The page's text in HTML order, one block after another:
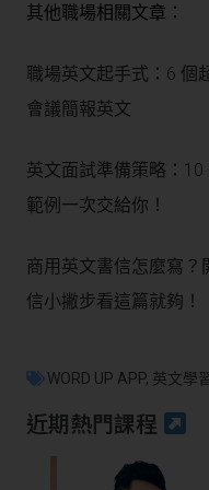
其他職場相關文章：
職場英文起手式：6 個
會議簡報英文
英文面試準備策略：
範例一次交給你！
商用英文書信怎麼寫？
信小撇步看這篇就夠！
WORD UP APP, 英文學
近期熱門課程